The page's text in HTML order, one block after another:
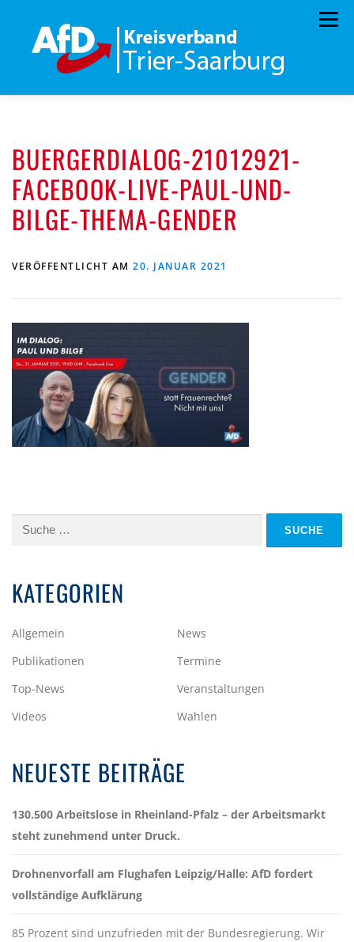
springen
Menü
AKTUELLES TERMINE MITMACHEN!
KONTAKT
BUERGERDIALOG-21012921-
FACEBOOK-LIVE-PAUL-UND-
BILGE-THEMA-GENDER
VERÖFFENTLICHT AM 20. JANUAR 2021
Suche
KATEGORIEN
Allgemein
News
Publikationen
Termine
Top-News
Veranstaltungen
Videos
Wahlen
NEUESTE BEITRÄGE
130.500 Arbeitslose in Rheinland-Pfalz – der Arbeitsmarkt
steht zunehmend unter Druck.
Drohnenvorfall am Flughafen Leipzig/Halle: AfD fordert
vollständige Aufklärung
85 Prozent sind unzufrieden mit der Bundesregierung. Wir